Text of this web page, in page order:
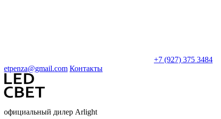
+7 (927) 375 3484
etpenza@gmail.com Контакты
официальный дилер Arlight